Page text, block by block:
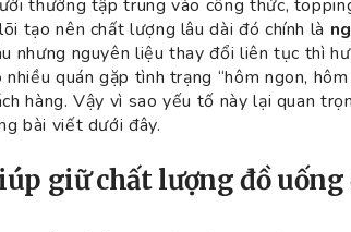
thường tập trung vào công thức,
tạo nên chất lượng lâu dài đó chính là
nhưng nguyên liệu thay đổi liên tục thì
quán gặp tình trạng “hôm ngon, hôm
hàng. Vậy vì sao yếu tố này lại quan
bài viết dưới đây.
giữ chất lượng đồ uống